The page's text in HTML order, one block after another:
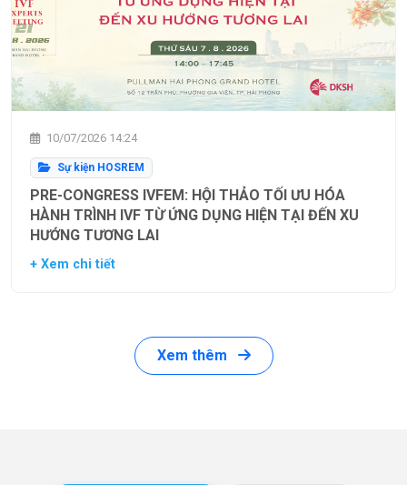
10/07/2026 14:24
Sự kiện HOSREM
PRE-CONGRESS IVFEM: HỘI THẢO TỐI ƯU HÓA
HÀNH TRÌNH IVF TỪ ỨNG DỤNG HIỆN TẠI ĐẾN XU
HƯỚNG TƯƠNG LAI
+ Xem chi tiết
Xem thêm